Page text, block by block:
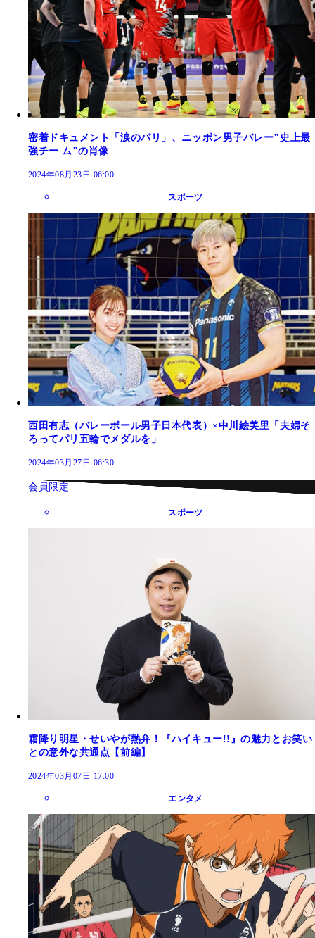
密着ドキュメント「涙のパリ」、ニッポン男子バレー"史上最
強チー ム"の肖像
2024年08月23日 06:00
スポーツ
西田有志（バレーボール男子日本代表）×中川絵美里「夫婦そ
ろってパリ五輪でメダルを」
2024年03月27日 06:30
会員限定
スポーツ
霜降り明星・せいやが熱弁！『ハイキュー!!』の魅力とお笑い
との意外な共通点【前編】
2024年03月07日 17:00
エンタメ